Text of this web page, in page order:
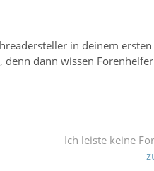
in deinem
denn dann wissen
Ich leiste keine